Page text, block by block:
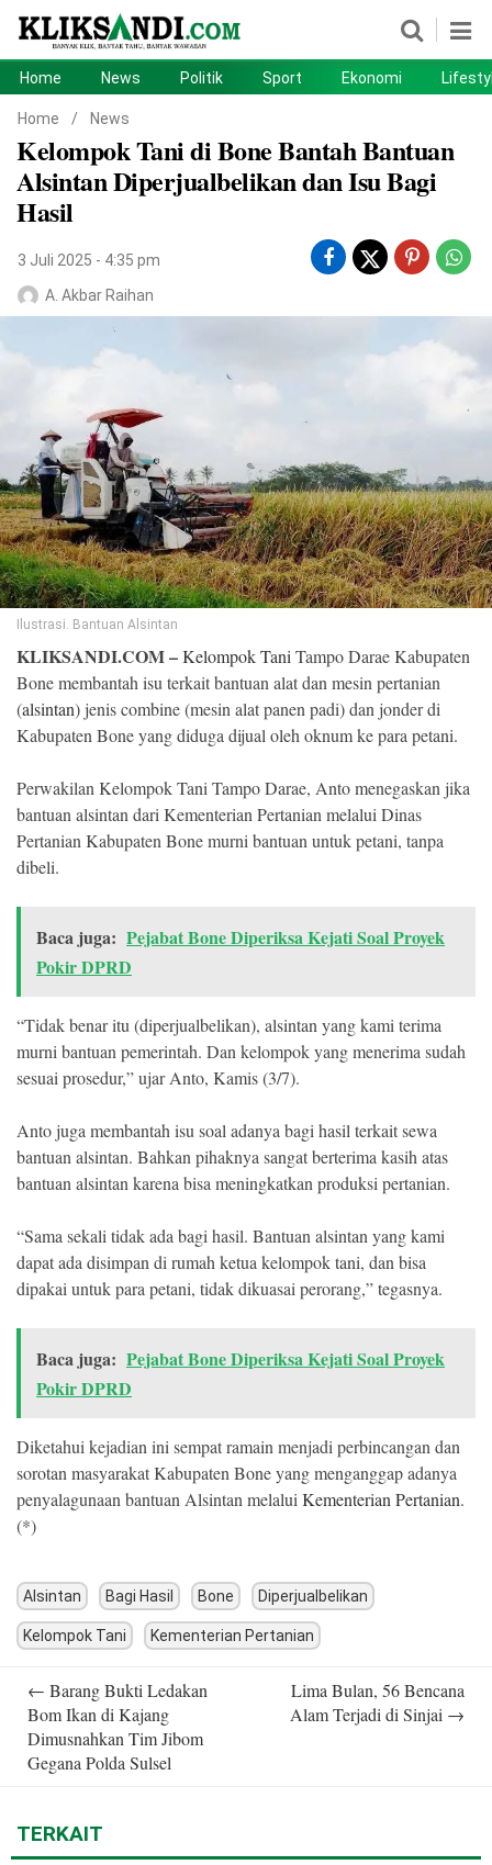
Politik Sport
Otomotif Teknologi
©
Copyright
2026
Klik
Sandi
-
All
reserved
Home News Politik Sport Ekonomi
Home / News
Kelompok Tani di Bone Bantah Bantuan
Alsintan Diperjualbelikan dan Isu Bagi
Hasil
3 Juli 2025 - 4:35 pm
A. Akbar Raihan
Ilustrasi. Bantuan Alsintan
KLIKSANDI.COM –Kelompok Tani Tampo Darae Kabupaten
Bone membantah isu terkait bantuan alat dan mesin pertanian
(alsintan) jenis combine (mesin alat panen padi) dan jonder di
Kabupaten Bone yang diduga dijual oleh oknum ke para petani.
Perwakilan Kelompok Tani Tampo Darae, Anto menegaskan jika
bantuan alsintan dari Kementerian Pertanian melalui Dinas
Pertanian Kabupaten Bone murni bantuan untuk petani, tanpa
dibeli.
Baca juga: Pejabat Bone Diperiksa Kejati Soal Proyek
Pokir DPRD
“Tidak benar itu (diperjualbelikan), alsintan yang kami terima
murni bantuan pemerintah. Dan kelompok yang menerima sudah
sesuai prosedur,” ujar Anto, Kamis (3/7).
Anto juga membantah isu soal adanya bagi hasil terkait sewa
bantuan alsintan. Bahkan pihaknya sangat berterima kasih atas
bantuan alsintan karena bisa meningkatkan produksi pertanian.
“Sama sekali tidak ada bagi hasil. Bantuan alsintan yang kami
dapat ada disimpan di rumah ketua kelompok tani, dan bisa
dipakai untuk para petani, tidak dikuasai perorang,” tegasnya.
Baca juga: Pejabat Bone Diperiksa Kejati Soal Proyek
Pokir DPRD
Diketahui kejadian ini sempat ramain menjadi perbincangan dan
sorotan masyarakat Kabupaten Bone yang menganggap adanya
penyalagunaan bantuan Alsintan melalui Kementerian Pertanian.
(*)
Alsintan Bagi Hasil Bone Diperjualbelikan
Kelompok Tani Kementerian Pertanian
navigation
← Barang Bukti Ledakan
Bom Ikan di Kajang
Dimusnahkan Tim Jibom
Gegana Polda Sulsel
Lima Bulan, 56 Bencana
Alam Terjadi di Sinjai →
TERKAIT